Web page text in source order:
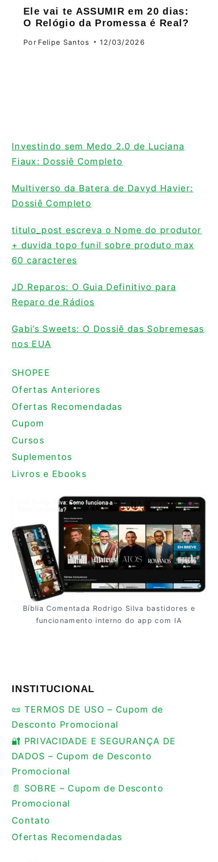
Ele vai te ASSUMIR em 20 dias:
O Relógio da Promessa é Real?
Por Felipe Santos 12/03/2026
Investindo sem Medo 2.0 de Luciana
Fiaux: Dossiê Completo
Multiverso da Batera de Davyd Havier:
Dossiê Completo
titulo_post escreva o Nome do produtor
+ duvida topo funil sobre produto max
60 caracteres
JD Reparos: O Guia Definitivo para
Reparo de Rádios
Gabi’s Sweets: O Dossiê das Sobremesas
nos EUA
SHOPEE
Ofertas Anteriores
Ofertas Recomendadas
Cupom
Cursos
Suplementos
Livros e Ebooks
Bíblia Comentada Rodrigo Silva bastidores e
funcionamento interno do app com IA
INSTITUCIONAL
📜 TERMOS DE USO – Cupom de
Desconto Promocional
🔐 PRIVACIDADE E SEGURANÇA DE
DADOS – Cupom de Desconto
Promocional
📄 SOBRE – Cupom de Desconto
Promocional
Contato
Ofertas Recomendadas